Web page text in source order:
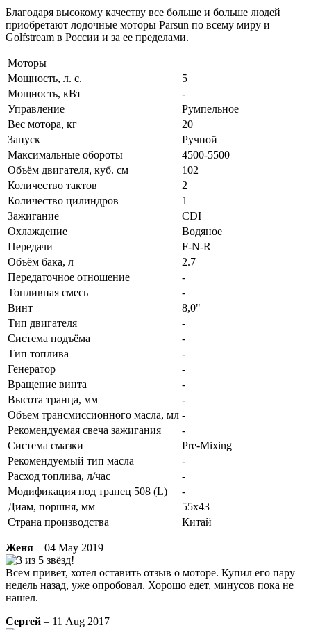
Благодаря высокому качеству все больше и больше людей
приобретают лодочные моторы Parsun по всему миру и
Golfstream в России и за ее пределами.
Моторы
Мощность, л. с.
5
Мощность, кВт
-
Управление
Румпельное
Вес мотора, кг
20
Запуск
Ручной
Максимальные обороты
4500-5500
Объём двигателя, куб. см
102
Количество тактов
2
Количество цилиндров
1
Зажигание
CDI
Охлаждение
Водяное
Передачи
F-N-R
Объём бака, л
2.7
Передаточное отношение
-
Топливная смесь
-
Винт
8,0"
Тип двигателя
-
Система подъёма
-
Тип топлива
-
Генератор
-
Вращение винта
-
Высота транца, мм
-
Объем трансмиссионного масла, мл -
Рекомендуемая свеча зажигания
-
Система смазки
Pre-Mixing
Рекомендуемый тип масла
-
Расход топлива, л/час
-
Модификация под транец 508 (L)
-
Диам, поршня, мм
55x43
Страна производства
Китай
Женя – 04 May 2019
Всем привет, хотел оставить отзыв о моторе. Купил его пару
недель назад, уже опробовал. Хорошо едет, минусов пока не
нашел.
Сергей – 11 Aug 2017